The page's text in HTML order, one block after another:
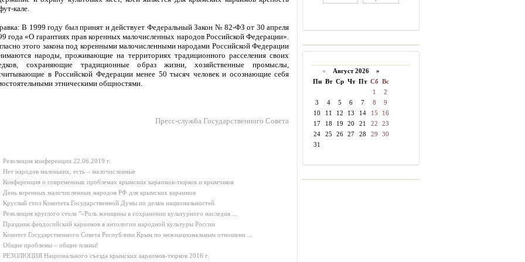
кале.
В 1999 году был принят и действует Федеральный Закон № 82-ФЗ от 30 апреля
года «О гарантиях прав коренных малочисленных народов Российской Федерации».
этого закона под коренными малочисленными народами Российской Федерации
народы, проживающие на территориях традиционного расселения своих
сохраняющие традиционные образ жизни, хозяйственные промыслы,
в Российской Федерации менее 50 тысяч человек и осознающие себя
этническими общностями.
Пресс-служба Государственного Совета
Резолюция конференции 22.06.2019 г.
Нет народов маленьких, есть – малочисленные
Конференция о современных проблемах крымских караимов-тюрков и крымчаков
День коренных малочисленных народов РФ для крымских караимов
Круглый стол Комитета Государственной Думы по делам национальностей
Резолюция круглого стола "«Роль женщины в сохранении культурного наследия ...
Праздник феодосийский караимов в антологии народной культуры России
Комитет Государственного Совета Республики Крым по межнациональным отношени ...
Общие проблемы – общие планы!
РЕЗОЛЮЦИЯ Национального съезда крымских караимов-тюрков 2016 г.
« Август 2026 »
Пн Вт Ср Чт Пт Сб Вс
1
2
3
4 5 6 7 8
9
10
11 12 13 14 15
16
17
18 19 20 21 22
23
24
25 26 27 28 29
30
31